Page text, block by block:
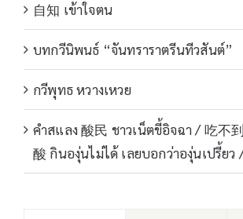
自知 เข้าใจตน
บทกวีนิพนธ์ “จันทราราตรีนทีวสันต์”
กวีพุทธ หวางเหวย
คำสแลง 酸民 ชาวเน็ตขี้อิจฉา / 吃不
酸 กินองุ่นไม่ได้ เลยบอกว่าองุ่นเปรี้ย